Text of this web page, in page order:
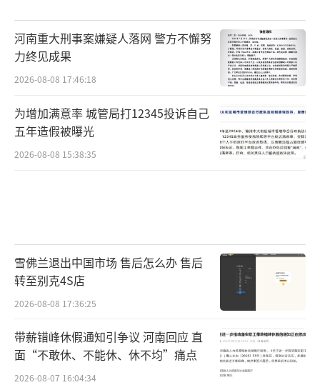
河南重大刑事案嫌疑人落网 警方不懈努
力终见成果
2026-08-08 17:46:18
为增加满意率 城管局打12345投诉自己
五年造假被曝光
2026-08-08 15:38:35
雪佛兰退出中国市场 售后怎么办 售后
转至别克4S店
2026-08-08 17:36:25
带薪错峰休假通知引争议 河南回应 直
面“不敢休、不能休、休不均”痛点
2026-08-07 16:04:34